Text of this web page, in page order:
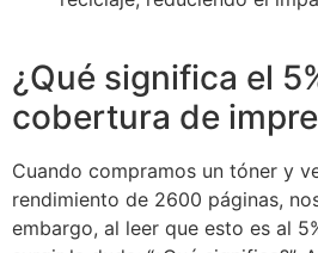
¿Qué significa el
cobertura de
Cuando compramos un tóner y
rendimiento de 2600 páginas,
embargo, al leer que esto es al